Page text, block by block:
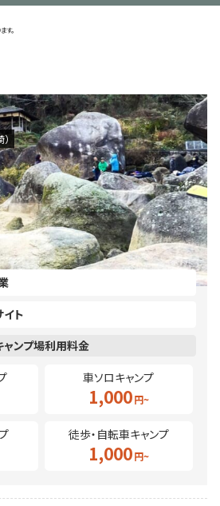
イト
車ソロキャンプ
1,000
徒歩・自転車キャンプ
1,000